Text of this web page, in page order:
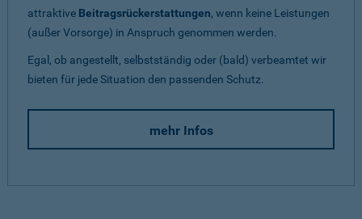
attraktive Beitragsrückerstattungen, wenn keine Leistungen
(außer Vorsorge) in Anspruch genommen werden.
Egal, ob angestellt, selbstständig oder (bald) verbeamtet wir
bieten für jede Situation den passenden Schutz.
mehr Infos